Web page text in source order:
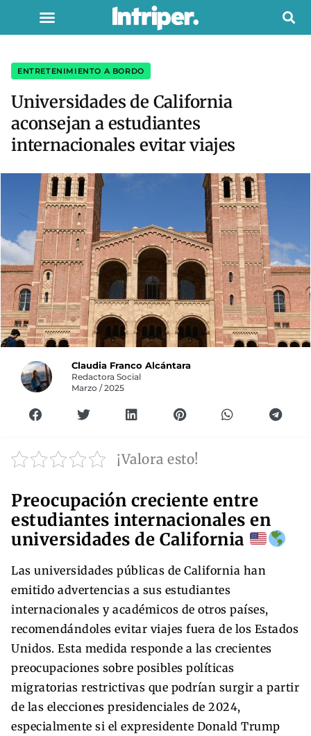
ENTRETENIMIENTO A BORDO
Universidades de California
aconsejan a estudiantes
internacionales evitar viajes
Claudia Franco Alcántara
Redactora Social
Marzo / 2025
¡Valora esto!
Preocupación creciente entre
estudiantes internacionales en
universidades de California
Las universidades públicas de California han
emitido advertencias a sus estudiantes
internacionales y académicos de otros países,
recomendándoles evitar viajes fuera de los Estados
Unidos. Esta medida responde a las crecientes
preocupaciones sobre posibles políticas
migratorias restrictivas que podrían surgir a partir
de las elecciones presidenciales de 2024,
especialmente si el expresidente Donald Trump